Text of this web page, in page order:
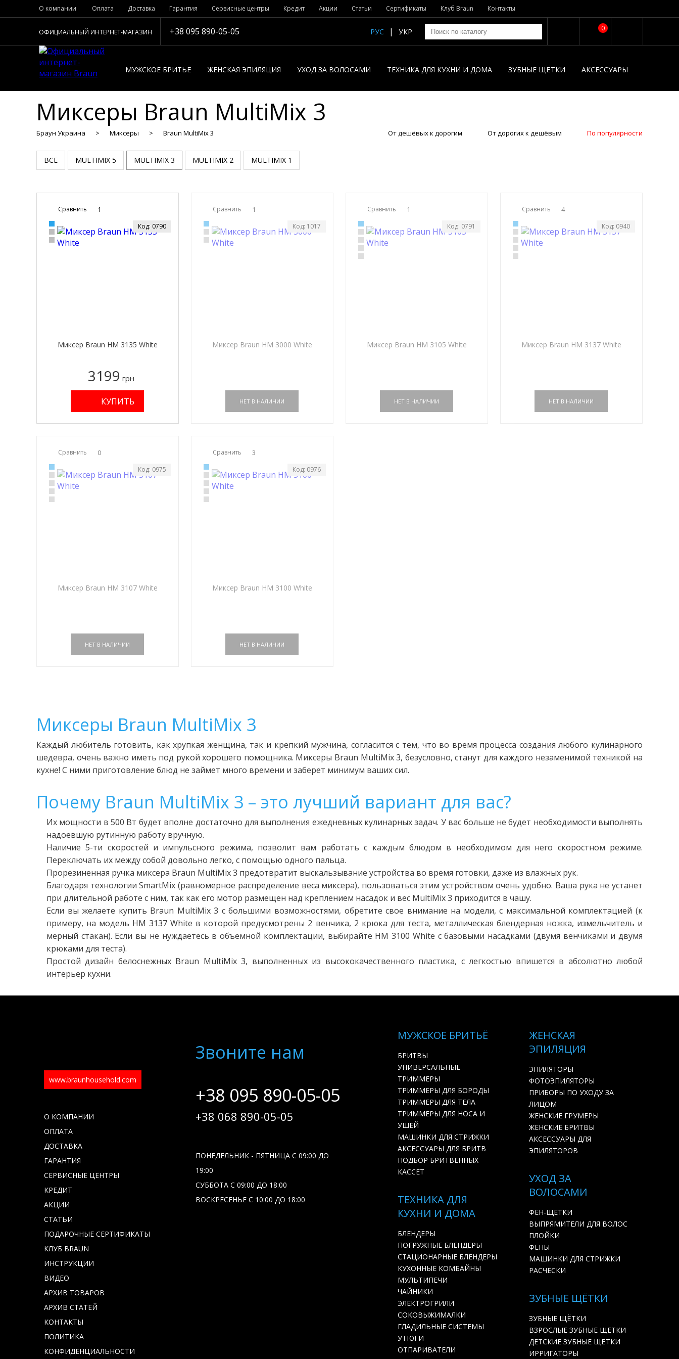
О компании Оплата Доставка Гарантия Сервисные центры Кредит Акции Статьи Сертификаты Клуб Braun Контакты
ОФИЦИАЛЬНЫЙ ИНТЕРНЕТ-МАГАЗИН +38 095 890-05-05 0
РУС УКР
МУЖСКОЕ БРИТЬЁ ЖЕНСКАЯ ЭПИЛЯЦИЯ УХОД ЗА ВОЛОСАМИ ТЕХНИКА ДЛЯ КУХНИ И ДОМА ЗУБНЫЕ ЩЁТКИ АКСЕССУАРЫ
Миксеры Braun MultiMix 3
Браун Украина Миксеры Braun MultiMix 3 От дешёвых к дорогим От дорогих к дешёвым По популярности
ВСЕ MULTIMIX 5 MULTIMIX 3 MULTIMIX 2 MULTIMIX 1
1
Сравнить
Миксер Braun HM 3135 White
Код: 0790
3199 грн
1
Сравнить
Миксер Braun HM 3000 White
Код: 1017
1
Сравнить
Миксер Braun HM 3105 White
Код: 0791
4
Сравнить
Миксер Braun HM 3137 White
Код: 0940
0
Сравнить
Миксер Braun HM 3107 White
Код: 0975
3
Сравнить
Миксер Braun HM 3100 White
Код: 0976
Миксеры Braun MultiMix 3
Каждый любитель готовить, как хрупкая женщина, так и крепкий мужчина, согласится с тем, что во время процесса создания любого кулинарного
шедевра, очень важно иметь под рукой хорошего помощника. Миксеры Braun MultiMix 3, безусловно, станут для каждого незаменимой техникой на
кухне! С ними приготовление блюд не займет много времени и заберет минимум ваших сил.
Почему Braun MultiMix 3 – это лучший вариант для вас?
Их мощности в 500 Вт будет вполне достаточно для выполнения ежедневных кулинарных задач. У вас больше не будет необходимости выполнять
надоевшую рутинную работу вручную.
Наличие 5-ти скоростей и импульсного режима, позволит вам работать с каждым блюдом в необходимом для него скоростном режиме.
Переключать их между собой довольно легко, с помощью одного пальца.
Прорезиненная ручка миксера Braun MultiMix 3 предотвратит выскальзывание устройства во время готовки, даже из влажных рук.
Благодаря технологии SmartMix (равномерное распределение веса миксера), пользоваться этим устройством очень удобно. Ваша рука не устанет
при длительной работе с ним, так как его мотор размещен над креплением насадок и вес MultiMix 3 приходится в чашу.
Если вы желаете купить Braun MultiMix 3 с большими возможностями, обретите свое внимание на модели, с максимальной комплектацией (к
примеру, на модель HM 3137 White в которой предусмотрены 2 венчика, 2 крюка для теста, металлическая блендерная ножка, измельчитель и
мерный стакан). Если вы не нуждаетесь в объемной комплектации, выбирайте HM 3100 White с базовыми насадками (двумя венчиками и двумя
крюками для теста).
Простой дизайн белоснежных Braun MultiMix 3, выполненных из высококачественного пластика, с легкостью впишется в абсолютно любой
интерьер кухни.
www.braunhousehold.com
О КОМПАНИИ
ОПЛАТА
ДОСТАВКА
ГАРАНТИЯ
СЕРВИСНЫЕ ЦЕНТРЫ
КРЕДИТ
АКЦИИ
СТАТЬИ
ПОДАРОЧНЫЕ СЕРТИФИКАТЫ
КЛУБ BRAUN
ИНСТРУКЦИИ
ВИДЕО
АРХИВ ТОВАРОВ
АРХИВ СТАТЕЙ
КОНТАКТЫ
ПОЛИТИКА
КОНФИДЕНЦИАЛЬНОСТИ
Звоните нам
+38 095 890-05-05
+38 068 890-05-05
ПОНЕДЕЛЬНИК - ПЯТНИЦА С 09:00 ДО
19:00
СУББОТА С 09:00 ДО 18:00
ВОСКРЕСЕНЬЕ С 10:00 ДО 18:00
МУЖСКОЕ БРИТЬЁ
БРИТВЫ
УНИВЕРСАЛЬНЫЕ
ТРИММЕРЫ
ТРИММЕРЫ ДЛЯ БОРОДЫ
ТРИММЕРЫ ДЛЯ ТЕЛА
ТРИММЕРЫ ДЛЯ НОСА И
УШЕЙ
МАШИНКИ ДЛЯ СТРИЖКИ
АКСЕССУАРЫ ДЛЯ БРИТВ
ПОДБОР БРИТВЕННЫХ
КАССЕТ
ЖЕНСКАЯ
ЭПИЛЯЦИЯ
ЭПИЛЯТОРЫ
ФОТОЭПИЛЯТОРЫ
ПРИБОРЫ ПО УХОДУ ЗА
ЛИЦОМ
ЖЕНСКИЕ ГРУМЕРЫ
ЖЕНСКИЕ БРИТВЫ
АКСЕССУАРЫ ДЛЯ
ЭПИЛЯТОРОВ
УХОД ЗА
ВОЛОСАМИ
ФЕН-ЩЕТКИ
ВЫПРЯМИТЕЛИ ДЛЯ ВОЛОС
ПЛОЙКИ
ФЕНЫ
МАШИНКИ ДЛЯ СТРИЖКИ
РАСЧЕСКИ
ТЕХНИКА ДЛЯ
КУХНИ И ДОМА
БЛЕНДЕРЫ
ПОГРУЖНЫЕ БЛЕНДЕРЫ
СТАЦИОНАРНЫЕ БЛЕНДЕРЫ
КУХОННЫЕ КОМБАЙНЫ
МУЛЬТИПЕЧИ
ЧАЙНИКИ
ЭЛЕКТРОГРИЛИ
СОКОВЫЖИМАЛКИ
ГЛАДИЛЬНЫЕ СИСТЕМЫ
УТЮГИ
ОТПАРИВАТЕЛИ
ЗУБНЫЕ ЩЁТКИ
ЗУБНЫЕ ЩЁТКИ
ВЗРОСЛЫЕ ЗУБНЫЕ ЩЕТКИ
ДЕТСКИЕ ЗУБНЫЕ ЩЁТКИ
ИРРИГАТОРЫ